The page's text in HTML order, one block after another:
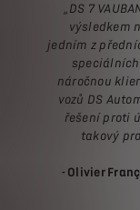
„DS 7
výsledkem
jedním z
speciálních
náročnou
vozů DS
řešení proti
takový
- Olivier